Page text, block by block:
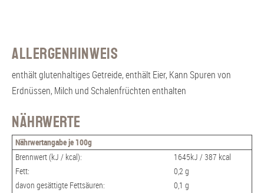
Allergenhinweis
enthält glutenhaltiges Getreide, enthält Eier, Kann Spuren von
Erdnüssen, Milch und Schalenfrüchten enthalten
Nährwerte
Nährwertangabe je 100g
Brennwert (kJ / kcal):
1645kJ / 387 kcal
Fett:
0,2 g
davon gesättigte Fettsäuren:
0,1 g